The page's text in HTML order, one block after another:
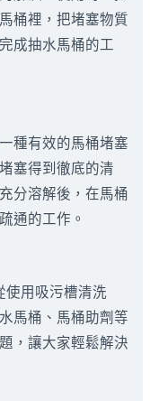
桶裡，把堵塞物質
成抽水馬桶的工
種有效的馬桶堵塞
塞得到徹底的清
分溶解後，在馬桶
通的工作。
使用吸污槽清洗
馬桶、馬桶助劑等
，讓大家輕鬆解決